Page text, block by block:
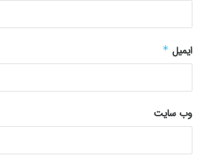
ایمیل *
وب‌ سایت